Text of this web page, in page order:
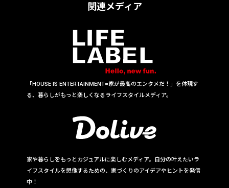
関連メディア
「HOUSE IS ENTERTAINMENT=家が最高のエンタメだ！」を体現す
る、暮らしがもっと楽しくなるライフスタイルメディア。
家や暮らしをもっとカジュアルに楽しむメディア。自分の叶えたいラ
イフスタイルを想像するための、家づくりのアイデアやヒントを発信
中！